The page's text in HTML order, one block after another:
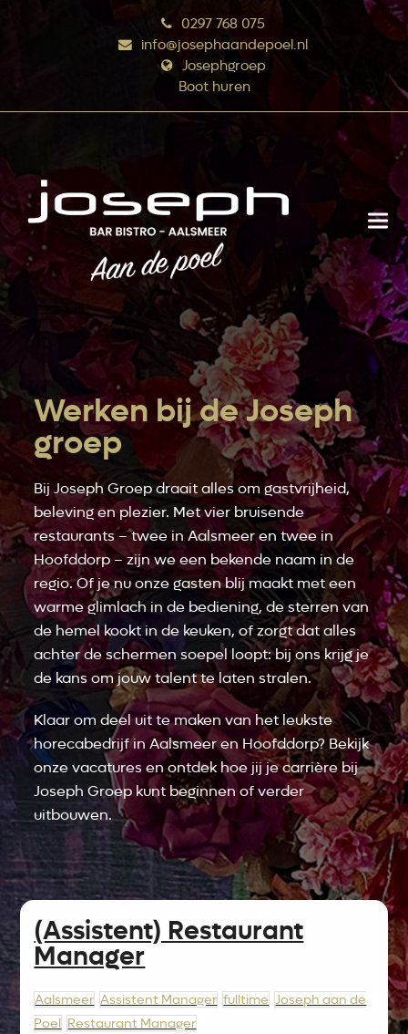
0297 768 075
info@josephaandepoel.nl
Josephgroep
Boot huren
Werken bij de Joseph
groep
Bij Joseph Groep draait alles om gastvrijheid,
beleving en plezier. Met vier bruisende
restaurants – twee in Aalsmeer en twee in
Hoofddorp – zijn we een bekende naam in de
regio. Of je nu onze gasten blij maakt met een
warme glimlach in de bediening, de sterren van
de hemel kookt in de keuken, of zorgt dat alles
achter de schermen soepel loopt: bij ons krijg je
de kans om jouw talent te laten stralen.
Klaar om deel uit te maken van het leukste
horecabedrijf in Aalsmeer en Hoofddorp? Bekijk
onze vacatures en ontdek hoe jij je carrière bij
Joseph Groep kunt beginnen of verder
uitbouwen.
(Assistent) Restaurant
Manager
Aalsmeer Assistent Manager fulltime
Joseph aan de
Poel Restaurant Manager